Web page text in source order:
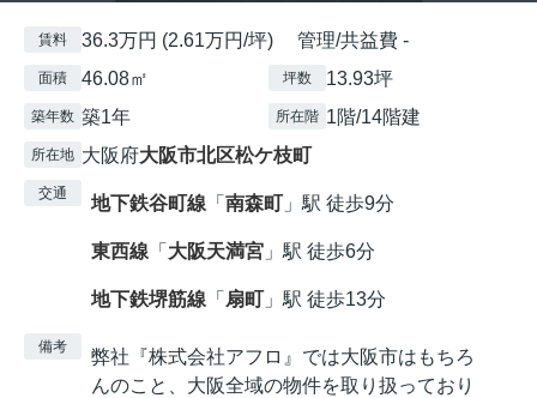
賃料 36.3万円 (2.61万円/坪) 管理/共益費 -
面積 46.08㎡ 坪数 13.93坪
築年数 築1年 所在階 1階/14階建
所在地 大阪府大阪市北区松ケ枝町
交通 地下鉄谷町線 「 南森町 」駅 徒歩9分
東西線 「 大阪天満宮 」駅 徒歩6分
地下鉄堺筋線 「 扇町 」駅 徒歩13分
備考
弊社『株式会社アフロ』では大阪市はもちろ
んのこと、大阪全域の物件を取り扱っており